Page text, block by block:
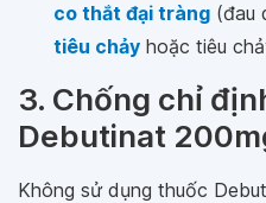
co thắt đại tràng (đau
tiêu chảy hoặc tiêu
3. Chống chỉ
Debutinat
Không sử dụng thuốc